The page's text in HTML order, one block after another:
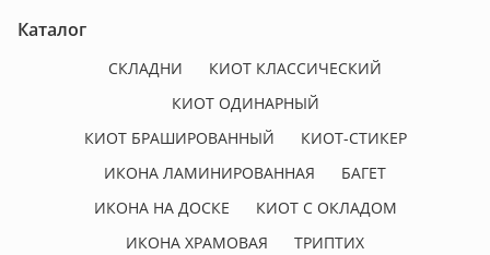
Каталог
СКЛАДНИ
КИОТ КЛАССИЧЕСКИЙ
КИОТ ОДИНАРНЫЙ
КИОТ БРАШИРОВАННЫЙ
КИОТ-СТИКЕР
ИКОНА ЛАМИНИРОВАННАЯ
БАГЕТ
ИКОНА НА ДОСКЕ
КИОТ С ОКЛАДОМ
ИКОНА ХРАМОВАЯ
ТРИПТИХ